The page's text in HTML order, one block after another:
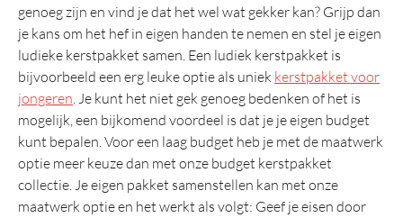
genoeg zijn en vind je dat het wel wat gekker kan? Grijp dan
je kans om het hef in eigen handen te nemen en stel je eigen
ludieke kerstpakket samen. Een ludiek kerstpakket is
bijvoorbeeld een erg leuke optie als uniek kerstpakket voor
jongeren. Je kunt het niet gek genoeg bedenken of het is
mogelijk, een bijkomend voordeel is dat je je eigen budget
kunt bepalen. Voor een laag budget heb je met de maatwerk
optie meer keuze dan met onze budget kerstpakket
collectie. Je eigen pakket samenstellen kan met onze
maatwerk optie en het werkt als volgt: Geef je eisen door